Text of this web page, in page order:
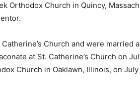
Orthodox Church in Quincy,
Church and were married
at St. Catherine’s Church on
Church in Oaklawn, Illinois, on July